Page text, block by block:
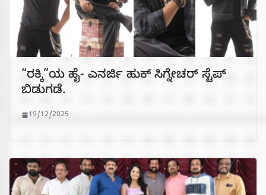
“ರಕ್ಕಿ”ಯ ಹೈ- ಎನರ್ಜಿ ಹುಕ್ ಸಿಗ್ನೇಚರ್ ಸ್ಟೆಪ್
ಬಿಡುಗಡೆ.
19/12/2025